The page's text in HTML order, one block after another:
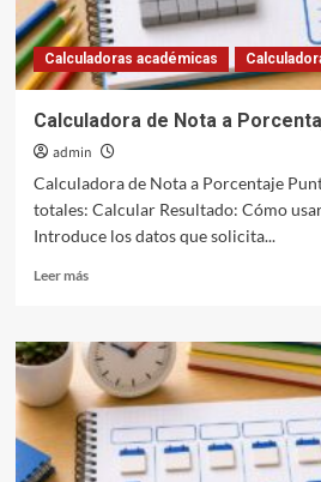
Calculadoras académicas
Calculadora de Nota a
admin
Calculadora de Nota a Porcentaje
totales: Calcular Resultado: Cómo
Introduce los datos que solicita...
Leer másLeer
Calculadora
de
Nota
a
Porcentaje